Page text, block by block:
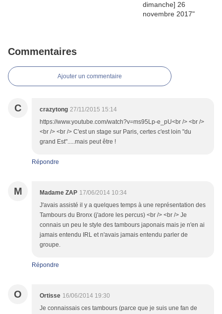
Commentaires
Ajouter un commentaire
C crazytong 27/11/2015 15:14
https://www.youtube.com/watch?v=ms95Lp-e_pU<br /> <br />
<br /> <br /> C'est un stage sur Paris, certes c'est loin "du
grand Est".....mais peut être !
Répondre
M Madame ZAP 17/06/2014 10:34
J'avais assisté il y a quelques temps à une représentation des
Tambours du Bronx (j'adore les percus) <br /> <br /> Je
connais un peu le style des tambours japonais mais je n'en ai
jamais entendu IRL et n'avais jamais entendu parler de
groupe.
Répondre
O Ortisse 16/06/2014 19:30
Je connaissais ces tambours (parce que je suis une fan de